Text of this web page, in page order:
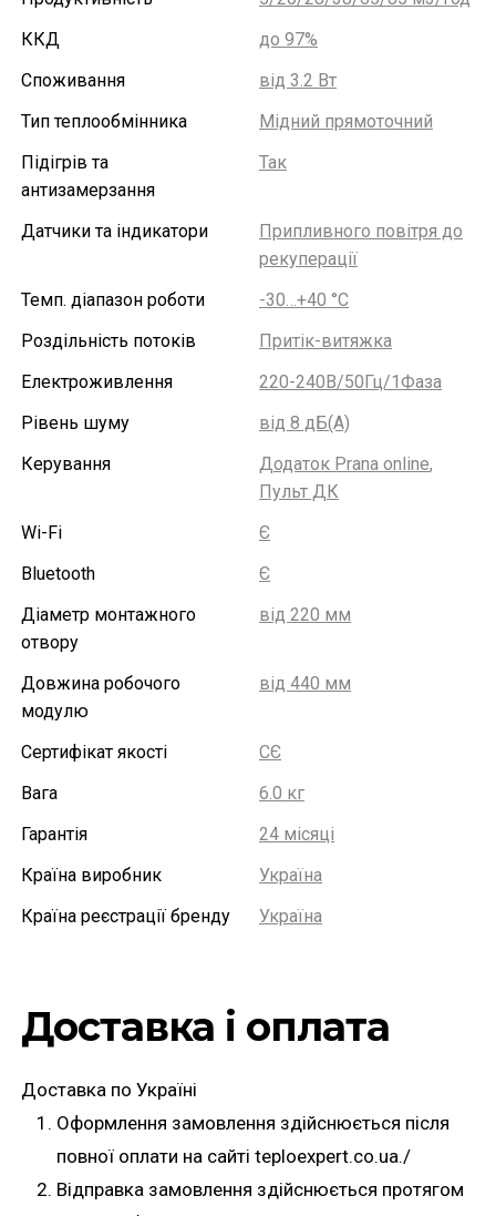
ККД
до 97%
Споживання
від 3.2 Вт
Тип теплообмінника
Мідний прямоточний
Підігрів та
антизамерзання
Так
Датчики та індикатори
Припливного повітря до
рекуперації
Темп. діапазон роботи
-30…+40 °С
Роздільність потоків
Притік-витяжка
Електроживлення
220-240В/50Гц/1Фаза
Рівень шуму
від 8 дБ(А)
Керування
Додаток Prana online,
Пульт ДК
Wi-Fi
Є
Bluetooth
Є
Діаметр монтажного
отвору
від 220 мм
Довжина робочого
модулю
від 440 мм
Сертифікат якості
СЄ
Вага
6.0 кг
Гарантія
24 місяці
Країна виробник
Україна
Країна реєстрації бренду
Україна
Доставка і оплата
Доставка по Україні
Оформлення замовлення здійснюється після
повної оплати на сайті teploexpert.co.ua./
Відправка замовлення здійснюється протягом